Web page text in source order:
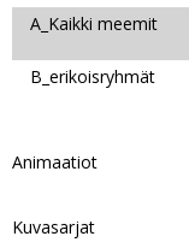
A_Kaikki meemit
B_erikoisryhmät
Animaatiot
Kuvasarjat